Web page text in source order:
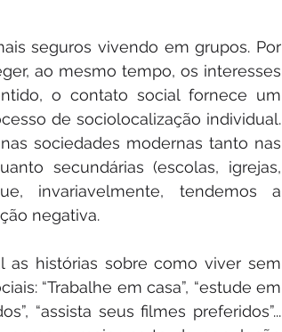
seguros vivendo em grupos. Por
ao mesmo tempo, os interesses
o contato social fornece um
de sociolocalização individual.
sociedades modernas tanto nas
secundárias (escolas, igrejas,
invariavelmente, tendemos a
negativa.
as histórias sobre como viver sem
“Trabalhe em casa”, “estude em
“assista seus filmes preferidos”...